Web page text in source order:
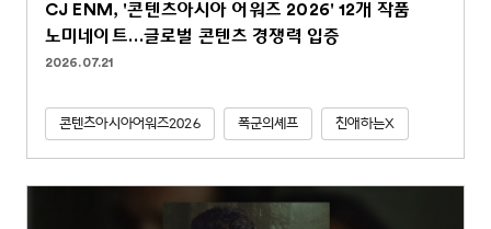
CJ ENM, '콘텐츠아시아 어워즈 2026' 12개 작품
노미네이트…글로벌 콘텐츠 경쟁력 입증
2026.07.21
콘텐츠아시아어워즈2026 폭군의셰프 친애하는X